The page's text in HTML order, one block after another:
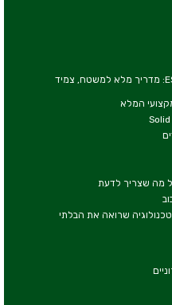
איך מקימים עמדת עבודה מוגנת ESD: מדריך מלא למשטח, צמיד
המלא
מה שצריך לדעת
שרואה את הבלתי